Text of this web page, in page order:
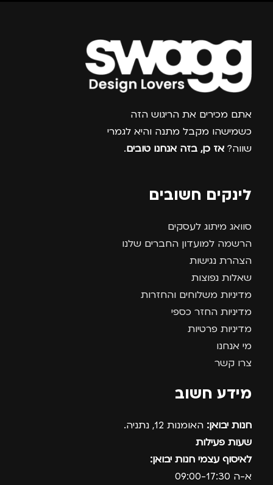
צרפו אותי למועדון
אתם מכירים את הריגוש הזה
כשמישהו מקבל מתנה והיא לגמרי
שווה? אז כן, בזה אנחנו טובים.
לינקים חשובים
סוואג מיתוג לעסקים
הרשמה למועדון החברים שלנו
הצהרת נגישות
שאלות נפוצות
מדיניות משלוחים והחזרות
מדיניות החזר כספי
מדיניות פרטיות
מי אנחנו
צרו קשר
מידע חשוב
חנות יבואן: האומנות 12, נתניה.
שעות פעילות
לאיסוף עצמי חנות יבואן:
א-ה 09:00-17:30